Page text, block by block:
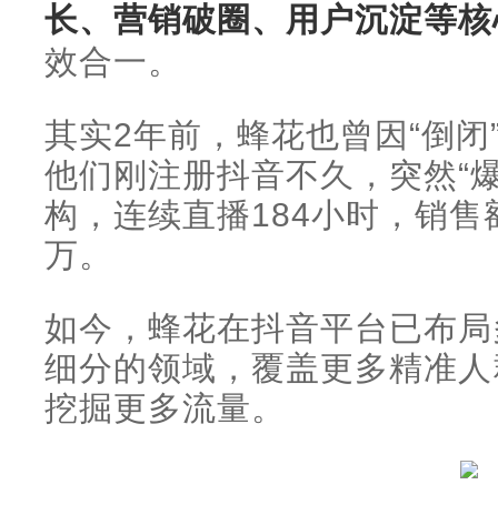
长、营销破圈、用户沉淀等
效合一。
其实2年前，蜂花也曾因“倒
他们刚注册抖音不久，突然“
构，连续直播184小时，销
万。
如今，蜂花在抖音平台已布
细分的领域，覆盖更多精准
挖掘更多流量。